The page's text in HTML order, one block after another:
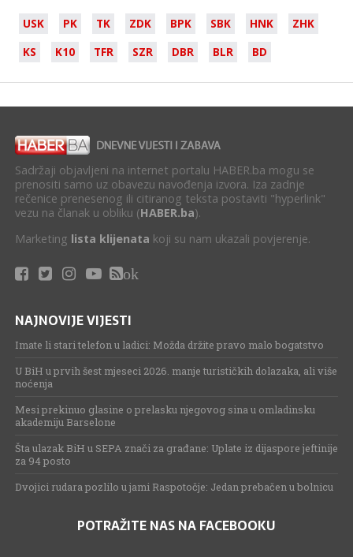
USK PK TK ZDK BPK SBK HNK
ZHK
KS
K10 TFR SZR DBR BLR BD
Sadržaji objavljeni na internet portalu HABER.ba mogu se
prenositi samo uz obavezu navođenja izvora. Iza zadnje
rečenice prenesenog ili citiranog teksta postaviti "hyperlink"
vezu na članak u obliku (HABER.ba).
Marketing lista klijenata koji su nam ukazali povjerenje.
ok
NAJNOVIJE VIJESTI
Imate li stari telefon u ladici: Možda držite pravo malo bogatstvo
U BiH u prvih šest mjeseci 2026. manje turističkih dolazaka, ali više
noćenja
Mesi prekinuo glasine o prelasku njegovog sina u omladinsku
akademiju Barselone
Šta ulazak BiH u SEPA znači za građane: Uplate iz dijaspore jeftinije
za 94 posto
Dvojici rudara pozlilo u jami Raspotočje: Jedan prebačen u bolnicu
POTRAŽITE NAS NA FACEBOOKU